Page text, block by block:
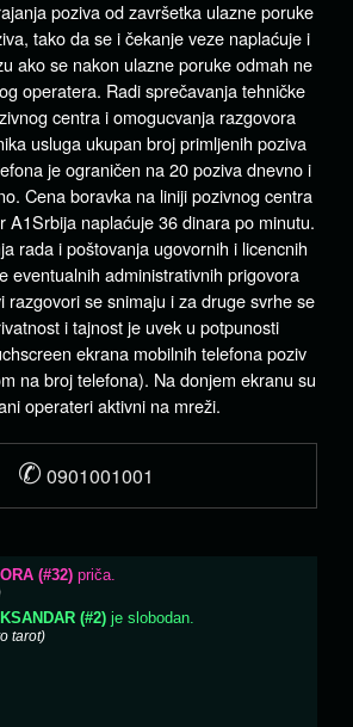
poziva od završetka ulazne poruke
tako da se i čekanje veze naplaćuje i
ako se nakon ulazne poruke odmah ne
operatera. Radi sprečavanja tehničke
centra i omogucvanja razgovora
usluga ukupan broj primljenih poziva
je ograničen na 20 poziva dnevno i
Cena boravka na liniji pozivnog centra
A1Srbija naplaćuje 36 dinara po minutu.
rada i poštovanja ugovornih i licencnih
eventualnih administrativnih prigovora
razgovori se snimaju i za druge svrhe se
i tajnost je uvek u potpunosti
ekrana mobilnih telefona poziv
na broj telefona). Na donjem ekranu su
operateri aktivni na mreži.
✆ 0901001001